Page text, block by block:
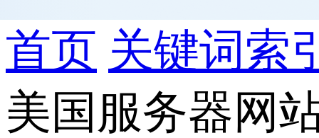
首页 关键词索
美国服务器网